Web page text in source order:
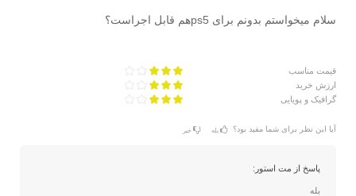
سلام میخواستم بدونم برای ps5هم قابل اجراست؟
قیمت مناسب
ارزش خرید
گرافیک و پویایی
آیا این نظر برای شما مفید بود؟ بله خیر
پاسخ از مت استور:
بله